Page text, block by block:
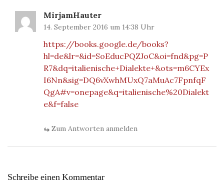
MirjamHauter
14. September 2016 um 14:38 Uhr
https://books.google.de/books?
hl=de&lr=&id=SoEducPQZJoC&oi=fnd&pg=P
R7&dq=italienische+Dialekte+&ots=m6CYEx
I6Nn&sig=DQ6vXwhMUxQ7aMuAc7FpnfqF
QgA#v=onepage&q=italienische%20Dialekt
e&f=false
Zum Antworten anmelden
Schreibe einen Kommentar